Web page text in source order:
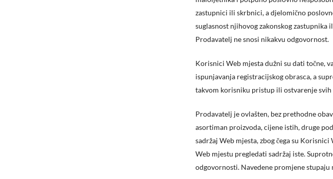
zastupnici ili skrbnici, a djelomično
suglasnost njihovog zakonskog
Prodavatelj ne snosi nikakvu odgovornost.
Korisnici Web mjesta dužni su dati točne,
ispunjavanja registracijskog obrasca, a
takvom korisniku pristup ili ostvarenje
Prodavatelj je ovlašten, bez prethodne
asortiman proizvoda, cijene istih, druge
sadržaj Web mjesta, zbog čega su
Web mjestu pregledati sadržaj iste.
odgovornosti. Navedene promjene stupaju